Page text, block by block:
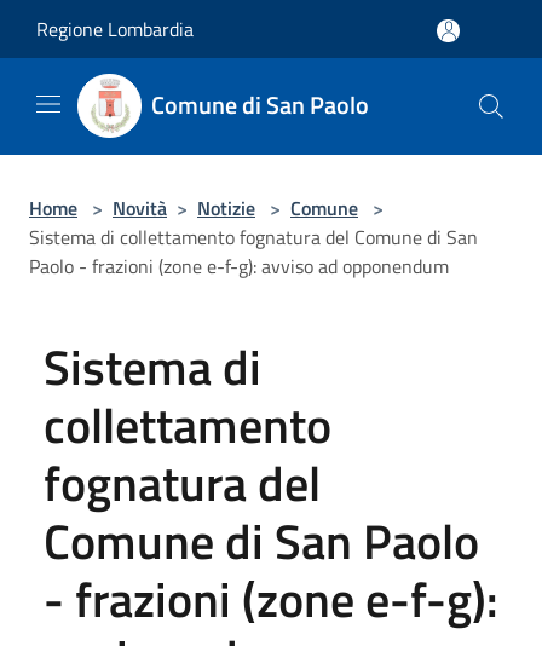
Regione Lombardia
Comune di San Paolo
Home > Novità > Notizie > Comune >
Sistema di collettamento fognatura del Comune di San
Paolo - frazioni (zone e-f-g): avviso ad opponendum
Sistema di
collettamento
fognatura del
Comune di San Paolo
- frazioni (zone e-f-g):